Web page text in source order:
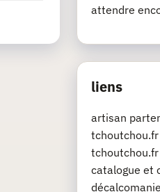
attendre
liens
artisan
catalogue et